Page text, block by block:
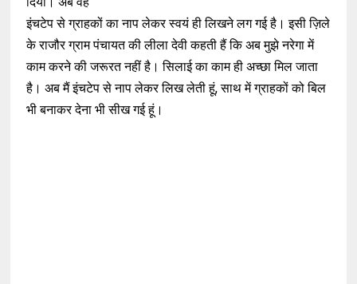
इंचटेप से ग्राहकों का नाप लेकर स्वयं ही लिखने लग गई है। इसी ज़िले
के राजौर ग्राम पंचायत की लीला देवी कहती हैं कि अब मुझे नरेगा में
काम करने की जरूरत नहीं है। सिलाई का काम ही अच्छा मिल जाता
है। अब मैं इंचटेप से नाप लेकर लिख लेती हूं, साथ में ग्राहकों को बिल
भी बनाकर देना भी सीख गई हूं।